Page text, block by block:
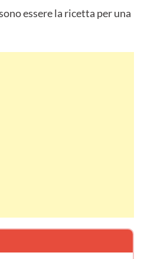
essere la ricetta per una